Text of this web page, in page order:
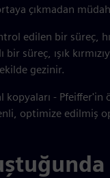
çıkmadan
edilen bir süreç,
süreç, ışık
gezinir.
-
optimize edilmiş